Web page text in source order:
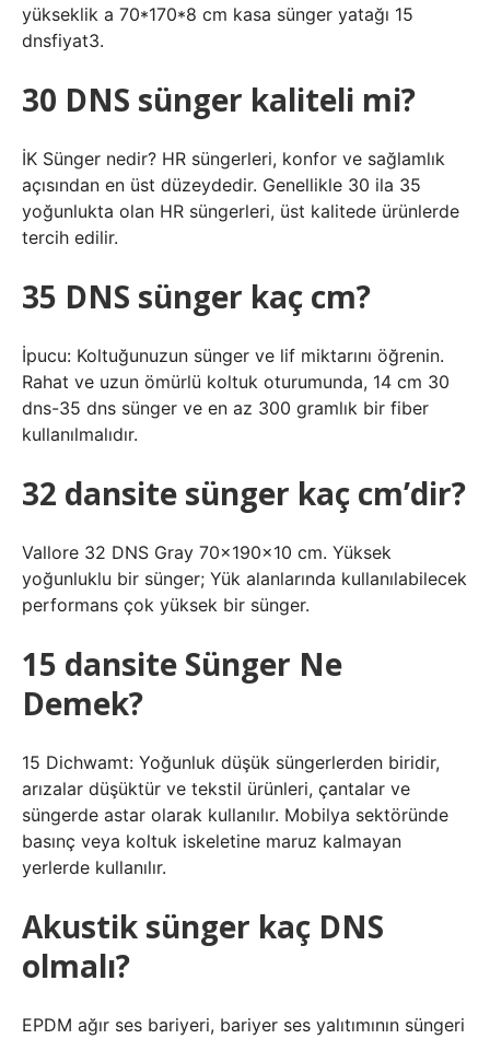
yükseklik a 70*170*8 cm kasa sünger yatağı 15
dnsfiyat3.
30 DNS sünger kaliteli mi?
İK Sünger nedir? HR süngerleri, konfor ve sağlamlık
açısından en üst düzeydedir. Genellikle 30 ila 35
yoğunlukta olan HR süngerleri, üst kalitede ürünlerde
tercih edilir.
35 DNS sünger kaç cm?
İpucu: Koltuğunuzun sünger ve lif miktarını öğrenin.
Rahat ve uzun ömürlü koltuk oturumunda, 14 cm 30
dns-35 dns sünger ve en az 300 gramlık bir fiber
kullanılmalıdır.
32 dansite sünger kaç cm’dir?
Vallore 32 DNS Gray 70x190x10 cm. Yüksek
yoğunluklu bir sünger; Yük alanlarında kullanılabilecek
performans çok yüksek bir sünger.
15 dansite Sünger Ne
Demek?
15 Dichwamt: Yoğunluk düşük süngerlerden biridir,
arızalar düşüktür ve tekstil ürünleri, çantalar ve
süngerde astar olarak kullanılır. Mobilya sektöründe
basınç veya koltuk iskeletine maruz kalmayan
yerlerde kullanılır.
Akustik sünger kaç DNS
olmalı?
EPDM ağır ses bariyeri, bariyer ses yalıtımının süngeri